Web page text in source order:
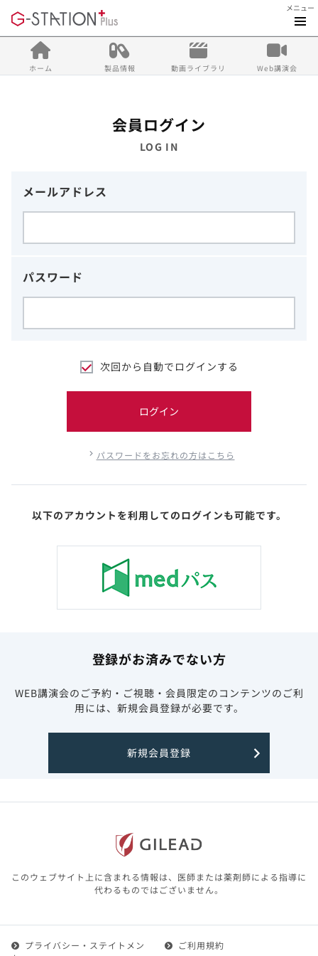
メニュー
ホーム 製品情報 動画ライブラリ Web講演会
会員ログイン
LOG IN
メールアドレス
パスワード
次回から自動でログインする
ログイン
パスワードをお忘れの方はこちら
以下のアカウントを利用してのログインも可能です。
登録がお済みでない方
WEB講演会のご予約・ご視聴・会員限定のコンテンツのご利
用には、新規会員登録が必要です。
新規会員登録
このウェブサイト上に含まれる情報は、医師または薬剤師による指導に
代わるものではございません。
プライバシー・ステイトメン
ご利用規約